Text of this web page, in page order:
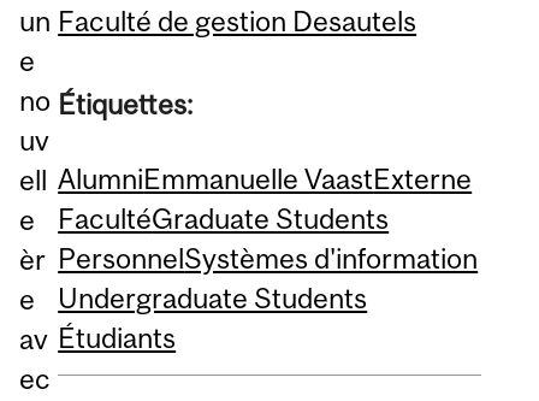
un
e
no
uv
ell
e
èr
e
av
ec
Faculté de gestion Desautels
Étiquettes:
AlumniEmmanuelle VaastExterne
FacultéGraduate Students
PersonnelSystèmes d'information
Undergraduate Students
Étudiants